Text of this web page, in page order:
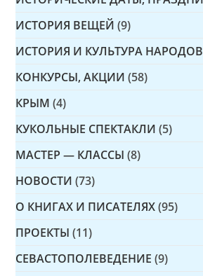
ИСТОРИЯ ВЕЩЕЙ (9)
ИСТОРИЯ И КУЛЬТУРА
КОНКУРСЫ, АКЦИИ (58)
КРЫМ (4)
КУКОЛЬНЫЕ СПЕКТАКЛИ (5)
МАСТЕР — КЛАССЫ (8)
НОВОСТИ (73)
О КНИГАХ И ПИСАТЕЛЯХ (95)
ПРОЕКТЫ (11)
СЕВАСТОПОЛЕВЕДЕНИЕ (9)